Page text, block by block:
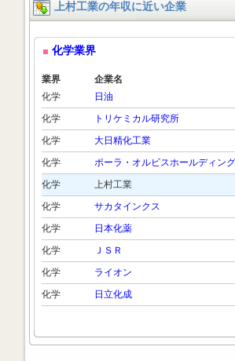
上村工業の年収に近い企業
化学業界
業界 企業名
化学
日油
化学
トリケミカル研究所
化学
大日精化工業
化学
ポーラ・オルビスホールディン
化学
上村工業
化学
サカタインクス
化学
日本化薬
化学
ＪＳＲ
化学
ライオン
化学
日立化成